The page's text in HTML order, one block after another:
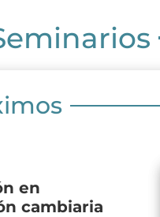
en
cambiaria